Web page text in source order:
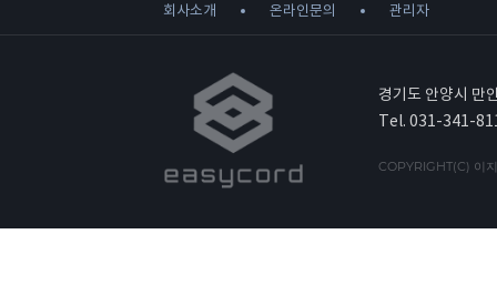
회사소개 온라인문의 관리자
경기도 안양시 만
Tel. 031-341-
COPYRIGHT(C) 이